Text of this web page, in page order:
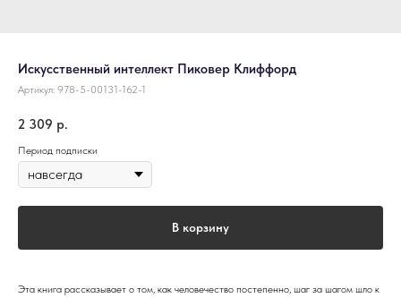
Искусственный интеллект Пиковер Клиффорд
Артикул: 978-5-00131-162-1
2 309 р.
Период подписки
В корзину
Эта книга рассказывает о том, как человечество постепенно, шаг за шагом шло к